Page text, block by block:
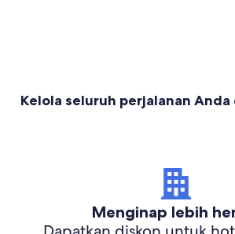
Kelola seluruh perjalanan
Menginap lebih